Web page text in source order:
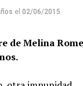
el 02/06/2015
de Melina